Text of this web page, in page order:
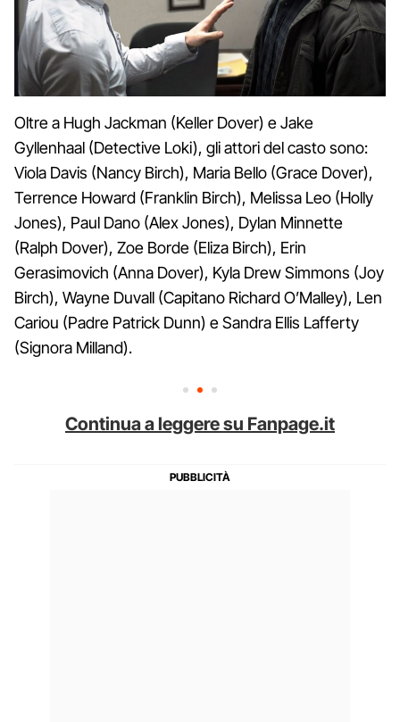
Oltre a Hugh Jackman (Keller Dover) e Jake
Gyllenhaal (Detective Loki), gli attori del casto sono:
Viola Davis (Nancy Birch), Maria Bello (Grace Dover),
Terrence Howard (Franklin Birch), Melissa Leo (Holly
Jones), Paul Dano (Alex Jones), Dylan Minnette
(Ralph Dover), Zoe Borde (Eliza Birch), Erin
Gerasimovich (Anna Dover), Kyla Drew Simmons (Joy
Birch), Wayne Duvall (Capitano Richard O’Malley), Len
Cariou (Padre Patrick Dunn) e Sandra Ellis Lafferty
(Signora Milland).
Continua a leggere su Fanpage.it